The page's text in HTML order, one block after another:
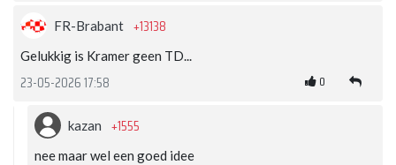
FR-Brabant +13138
Gelukkig is Kramer geen TD...
23-05-2026 17:58 0
kazan +1555
nee maar wel een goed idee